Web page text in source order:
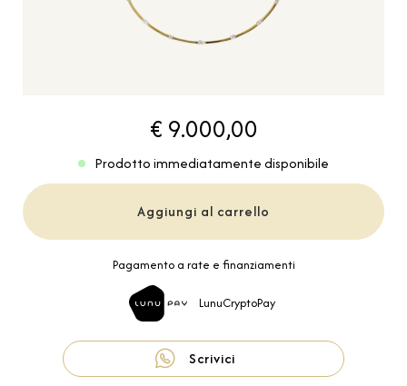
€ 9.000,00
Prodotto immediatamente disponibile
Aggiungi al carrello
Pagamento a rate e finanziamenti
LunuCryptoPay
Scrivici